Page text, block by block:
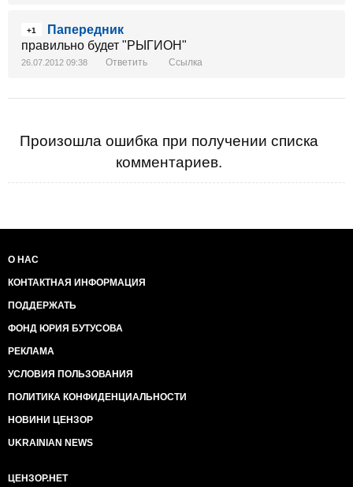
+1
Папередник
правильно будет "РЫГИОН"
26.07.2012 09:38 Ответить Ссылка
Произошла ошибка при получении списка
комментариев.
О НАС
КОНТАКТНАЯ ИНФОРМАЦИЯ
ПОДДЕРЖАТЬ
ФОНД ЮРИЯ БУТУСОВА
РЕКЛАМА
УСЛОВИЯ ПОЛЬЗОВАНИЯ
ПОЛИТИКА КОНФИДЕНЦИАЛЬНОСТИ
НОВИНИ ЦЕНЗОР
UKRAINIAN NEWS
ЦЕНЗОР.НЕТ